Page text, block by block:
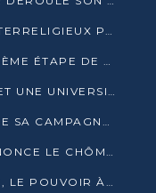
PRÉSIDENTIELLE 2026 : CULTE INTERRELIGIEUX POUR LA PAIX À OUENZÉ
DOLISIE EN BLEU POUR LA DEUXIÈME ÉTAPE DE CAMPAGNE DE DSN
À OUESSO, DESTIN GAVET PROMET UNE UNIVERSITÉ POUR LA SANGHA
À OUESSO, GAVET ELONGO LANCE SA CAMPAGNE SOUS LE SIGNE DU RENOUVEAU
À SIBITI, JOSEPH KIGNOUMBI DÉNONCE LE CHÔMAGE ET LES DÉFAILLANCES DE L’ÉTAT
COUP D’ENVOI DE LA CAMPAGNE, LE POUVOIR À POINTE-NOIRE, L’OPPOSITION À OUESSO ET SIBITI